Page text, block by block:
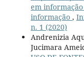
em
informação ,
n. 1 (2020)
Andrenizia
Jucimara